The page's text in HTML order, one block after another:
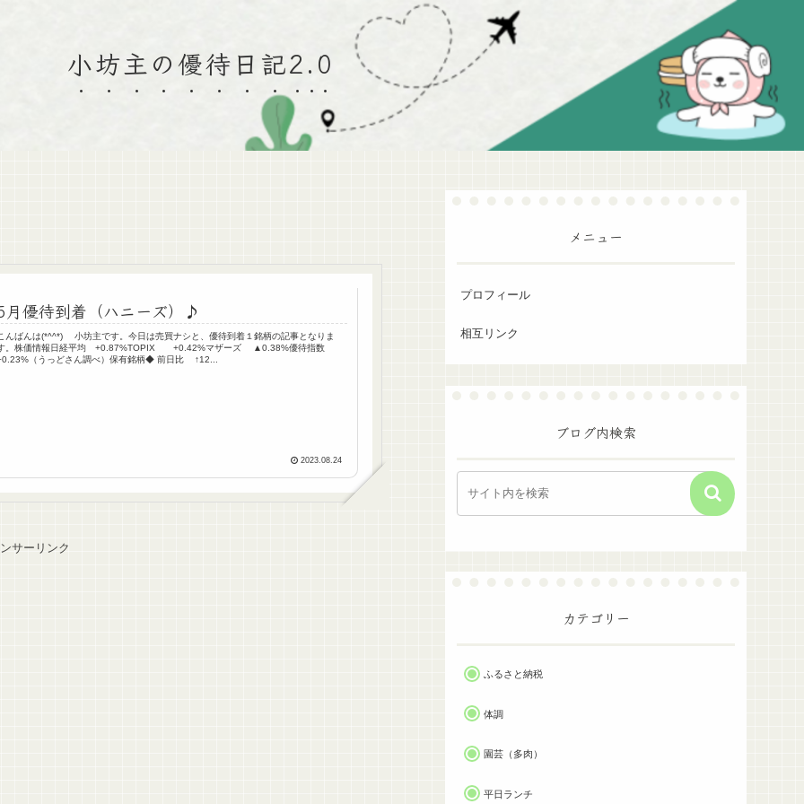
小坊主の優待日記2.0
月優待到着（ハニーズ）♪
んばんは(*^^*) 小坊主です。今日は売買ナシと、優待到着１銘柄の記事となりま
。株価情報日経平均 +0.87%TOPIX +0.42%マザーズ ▲0.38%優待指数
（うっどさん調べ）保有銘柄◆ 前日比 ↑12...
2023.08.24
サーリンク
メニュー
プロフィール
相互リンク
ブログ内検索
カテゴリー
ふるさと納税
体調
園芸（多肉）
平日ランチ